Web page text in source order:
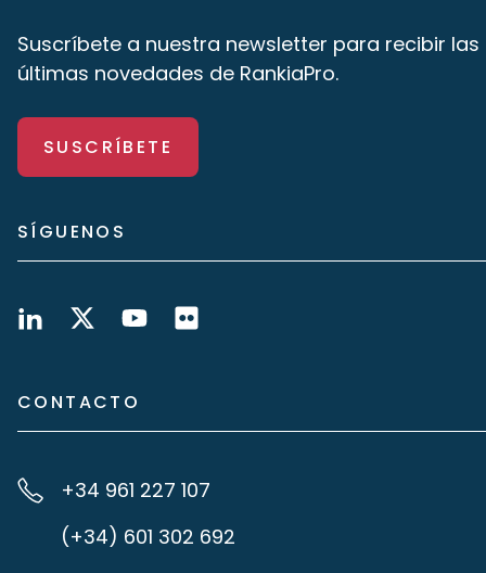
Suscríbete a nuestra newsletter para recibir las
últimas novedades de RankiaPro.
SUSCRÍBETE
SÍGUENOS
CONTACTO
+34 961 227 107
(+34) 601 302 692